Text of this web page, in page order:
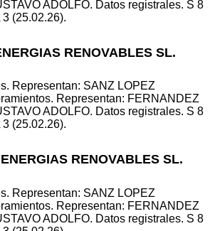
ADOLFO. Datos registrales. S 8
(25.02.26).
RENOVABLES SL.
Representan: SANZ LOPEZ
Representan: FERNANDEZ
ADOLFO. Datos registrales. S 8
(25.02.26).
RENOVABLES SL.
Representan: SANZ LOPEZ
Representan: FERNANDEZ
ADOLFO. Datos registrales. S 8